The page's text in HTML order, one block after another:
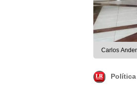
Carlos
Política